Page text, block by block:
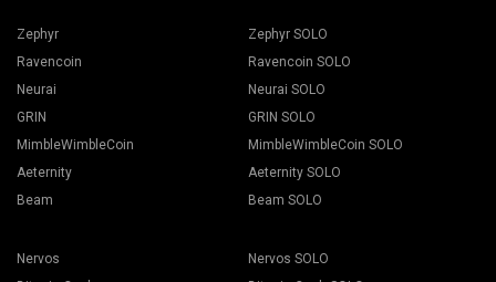
Zephyr
Ravencoin
Neurai
GRIN
MimbleWimbleCoin
Aeternity
Beam
Zephyr SOLO
Ravencoin SOLO
Neurai SOLO
GRIN SOLO
MimbleWimbleCoin SOLO
Aeternity SOLO
Beam SOLO
Nervos
Nervos SOLO